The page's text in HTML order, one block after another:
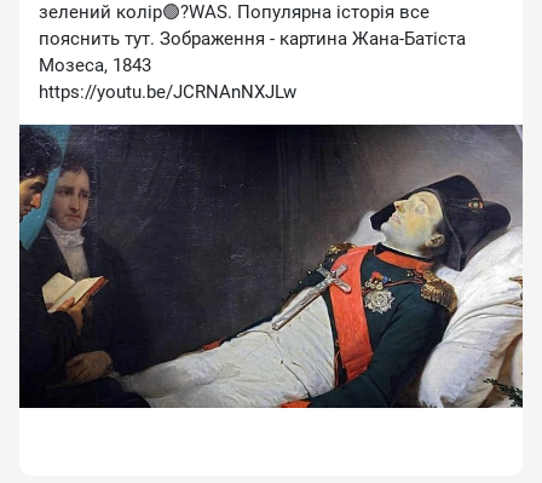
зелений колір🟢?WAS. Популярна історія все
пояснить тут. Зображення - картина Жана-Батіста
Мозеса, 1843
https://youtu.be/JCRNAnNXJLw